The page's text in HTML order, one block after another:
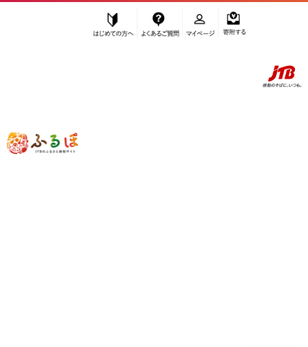
ふるぽ JTBのふるさと納税サイト
「ふるさと納税」TOP
その他肉・加工品